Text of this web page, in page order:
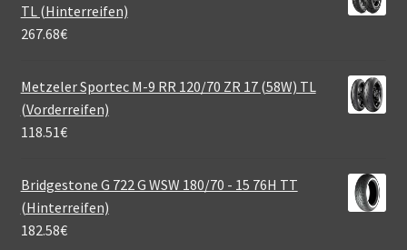
TL (Hinterreifen)
267.68€
Metzeler Sportec M-9 RR 120/70 ZR 17 (58W) TL
(Vorderreifen)
118.51€
Bridgestone G 722 G WSW 180/70 - 15 76H TT
(Hinterreifen)
182.58€